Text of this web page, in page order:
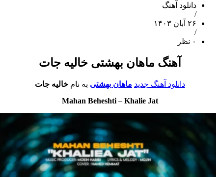
دانلود آهنگ
آهنگ ماهان بهشتی خالیه جات
دانلود آهنگ جدید ماهان بهشتیبه نام خالیه جات
Mahan Beheshti–Khalie Jat